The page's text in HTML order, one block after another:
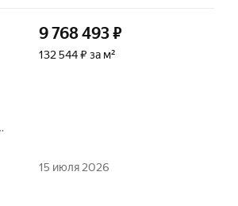
9 768 493₽
132 544 ₽ за м²
15 июля 2026